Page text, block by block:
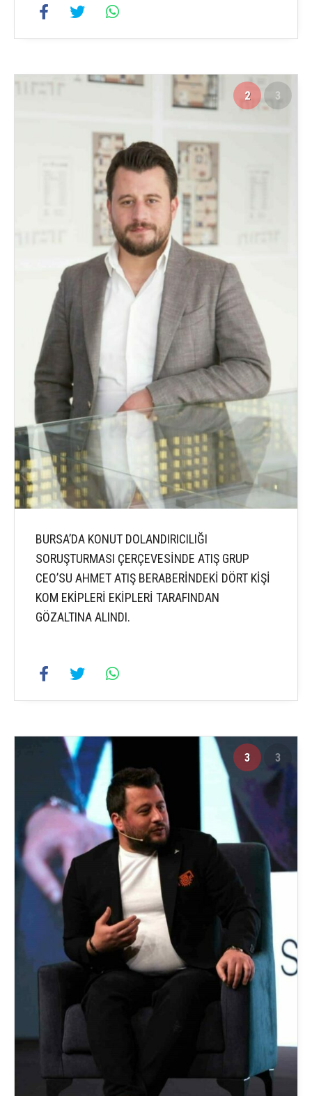
2 3
BURSA’DA KONUT DOLANDIRICILIĞI
SORUŞTURMASI ÇERÇEVESİNDE ATIŞ GRUP
CEO’SU AHMET ATIŞ BERABERİNDEKİ DÖRT KİŞİ
KOM EKİPLERİ EKİPLERİ TARAFINDAN
GÖZALTINA ALINDI.
3 3